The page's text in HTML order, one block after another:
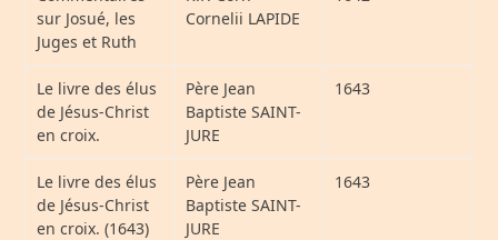
sur Josué, les
Juges et Ruth
Cornelii LAPIDE
Le livre des élus
de Jésus-Christ
en croix.
Père Jean
Baptiste SAINT-
JURE
1643
Le livre des élus
de Jésus-Christ
en croix. (1643)
Père Jean
Baptiste SAINT-
JURE
1643